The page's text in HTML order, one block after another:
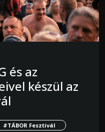
és az
készül az
#TÁBOR Fesztivál